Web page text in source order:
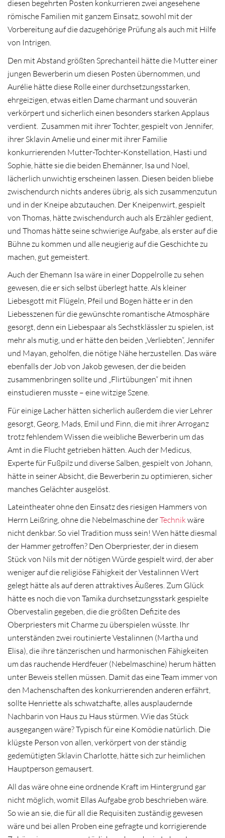
diesen begehrten Posten konkurrieren zwei angesehene
römische Familien mit ganzem Einsatz, sowohl mit der
Vorbereitung auf die dazugehörige Prüfung als auch mit Hilfe
von Intrigen.
Den mit Abstand größten Sprechanteil hätte die Mutter einer
jungen Bewerberin um diesen Posten übernommen, und
Aurélie hätte diese Rolle einer durchsetzungsstarken,
ehrgeizigen, etwas eitlen Dame charmant und souverän
verkörpert und sicherlich einen besonders starken Applaus
verdient. Zusammen mit ihrer Tochter, gespielt von Jennifer,
ihrer Sklavin Amelie und einer mit ihrer Familie
konkurrierenden Mutter-Tochter-Konstellation, Hasti und
Sophie, hätte sie die beiden Ehemänner, Isa und Noel,
lächerlich unwichtig erscheinen lassen. Diesen beiden bliebe
zwischendurch nichts anderes übrig, als sich zusammenzutun
und in der Kneipe abzutauchen. Der Kneipenwirt, gespielt
von Thomas, hätte zwischendurch auch als Erzähler gedient,
und Thomas hätte seine schwierige Aufgabe, als erster auf die
Bühne zu kommen und alle neugierig auf die Geschichte zu
machen, gut gemeistert.
Auch der Ehemann Isa wäre in einer Doppelrolle zu sehen
gewesen, die er sich selbst überlegt hatte. Als kleiner
Liebesgott mit Flügeln, Pfeil und Bogen hätte er in den
Liebesszenen für die gewünschte romantische Atmosphäre
gesorgt, denn ein Liebespaar als Sechstklässler zu spielen, ist
mehr als mutig, und er hätte den beiden „Verliebten“, Jennifer
und Mayan, geholfen, die nötige Nähe herzustellen. Das wäre
ebenfalls der Job von Jakob gewesen, der die beiden
zusammenbringen sollte und „Flirtübungen“ mit ihnen
einstudieren musste – eine witzige Szene.
Für einige Lacher hätten sicherlich außerdem die vier Lehrer
gesorgt, Georg, Mads, Emil und Finn, die mit ihrer Arroganz
trotz fehlendem Wissen die weibliche Bewerberin um das
Amt in die Flucht getrieben hätten. Auch der Medicus,
Experte für Fußpilz und diverse Salben, gespielt von Johann,
hätte in seiner Absicht, die Bewerberin zu optimieren, sicher
manches Gelächter ausgelöst.
Lateintheater ohne den Einsatz des riesigen Hammers von
Herrn Leißring, ohne die Nebelmaschine derTechnikwäre
nicht denkbar. So viel Tradition muss sein! Wen hätte diesmal
der Hammer getroffen? Den Oberpriester, der in diesem
Stück von Nils mit der nötigen Würde gespielt wird, der aber
weniger auf die religiöse Fähigkeit der Vestalinnen Wert
gelegt hätte als auf deren attraktives Äußeres. Zum Glück
hätte es noch die von Tamika durchsetzungsstark gespielte
Obervestalin gegeben, die die größten Defizite des
Oberpriesters mit Charme zu überspielen wüsste. Ihr
unterständen zwei routinierte Vestalinnen (Martha und
Elisa), die ihre tänzerischen und harmonischen Fähigkeiten
um das rauchende Herdfeuer (Nebelmaschine) herum hätten
unter Beweis stellen müssen. Damit das eine Team immer von
den Machenschaften des konkurrierenden anderen erfährt,
sollte Henriette als schwatzhafte, alles ausplaudernde
Nachbarin von Haus zu Haus stürmen. Wie das Stück
ausgegangen wäre? Typisch für eine Komödie natürlich. Die
klügste Person von allen, verkörpert von der ständig
gedemütigten Sklavin Charlotte, hätte sich zur heimlichen
Hauptperson gemausert.
All das wäre ohne eine ordnende Kraft im Hintergrund gar
nicht möglich, womit Ellas Aufgabe grob beschrieben wäre.
So wie an sie, die für all die Requisiten zuständig gewesen
wäre und bei allen Proben eine gefragte und korrigierende